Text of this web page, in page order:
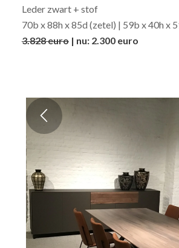
Leder zwart + stof
70b x 88h x 85d (zetel) | 59b x 40h x
3.828 euro| nu: 2.300 euro